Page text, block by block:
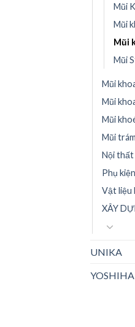
Mũi
Mũi
Mũi
Mũi
Mũi
Mũi
Mũi
Mũi
Nội thất
Phụ kiện
Vật liệu
XÂY
UNIKA
Mũi Khoan Star-M 06: Mũi
khoan gỗ rút lõi (trung) –